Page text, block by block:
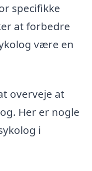
specifikke
at forbedre
være en
overveje at
Her er nogle
i